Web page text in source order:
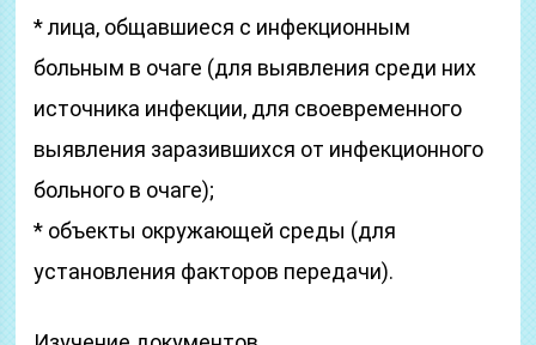
* лица, общавшиеся с инфекционным
больным в очаге (для выявления среди них
источника инфекции, для своевременного
выявления заразившихся от инфекционного
больного в очаге);
* объекты окружающей среды (для
установления факторов передачи).